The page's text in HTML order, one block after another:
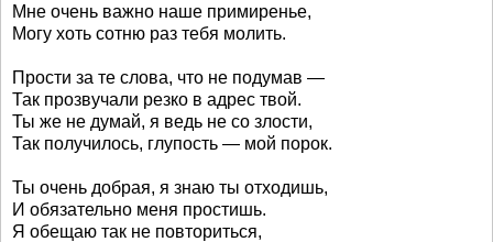
Мне очень важно наше примиренье,
Могу хоть сотню раз тебя молить.
Прости за те слова, что не подумав —
Так прозвучали резко в адрес твой.
Ты же не думай, я ведь не со злости,
Так получилось, глупость — мой порок.
Ты очень добрая, я знаю ты отходишь,
И обязательно меня простишь.
Я обещаю так не повториться,